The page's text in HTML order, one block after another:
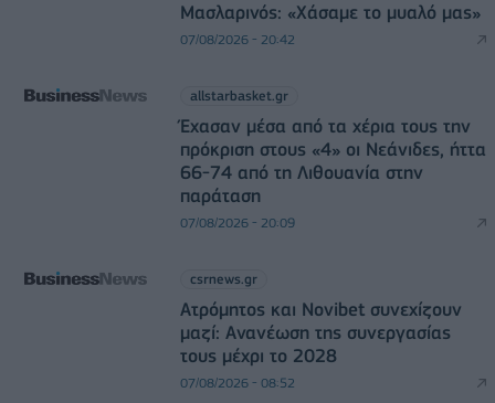
Μασλαρινός: «Χάσαμε το μυαλό μας»
07/08/2026 - 20:42
allstarbasket.gr
Έχασαν μέσα από τα χέρια τους την
πρόκριση στους «4» οι Νεάνιδες, ήττα
66-74 από τη Λιθουανία στην
παράταση
07/08/2026 - 20:09
csrnews.gr
Ατρόμητος και Novibet συνεχίζουν
μαζί: Ανανέωση της συνεργασίας
τους μέχρι το 2028
07/08/2026 - 08:52